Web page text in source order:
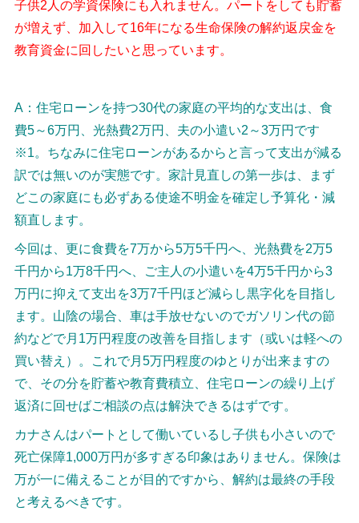
子供2人の学資保険にも入れません。パートをしても貯蓄
が増えず、加入して16年になる生命保険の解約返戻金を
教育資金に回したいと思っています。
A：住宅ローンを持つ30代の家庭の平均的な支出は、食
費5～6万円、光熱費2万円、夫の小遣い2～3万円です
※1。ちなみに住宅ローンがあるからと言って支出が減る
訳では無いのが実態です。家計見直しの第一歩は、まず
どこの家庭にも必ずある使途不明金を確定し予算化・減
額直します。
今回は、更に食費を7万から5万5千円へ、光熱費を2万5
千円から1万8千円へ、ご主人の小遣いを4万5千円から3
万円に抑えて支出を3万7千円ほど減らし黒字化を目指し
ます。山陰の場合、車は手放せないのでガソリン代の節
約などで月1万円程度の改善を目指します（或いは軽への
買い替え）。これで月5万円程度のゆとりが出来ますの
で、その分を貯蓄や教育費積立、住宅ローンの繰り上げ
返済に回せばご相談の点は解決できるはずです。
カナさんはパートとして働いているし子供も小さいので
死亡保障1,000万円が多すぎる印象はありません。保険は
万が一に備えることが目的ですから、解約は最終の手段
と考えるべきです。